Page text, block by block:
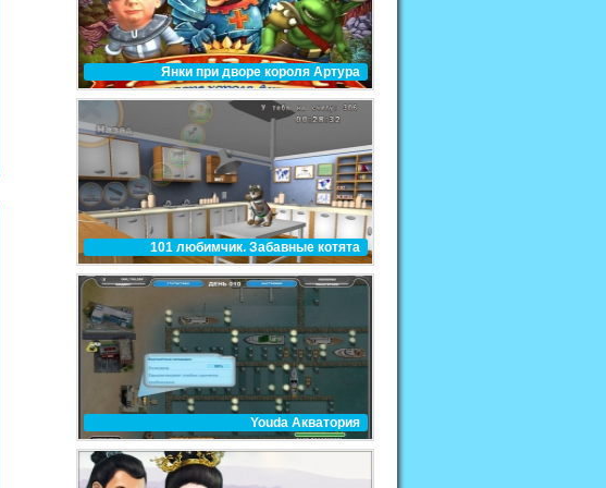
Янки при дворе короля Артура
101 любимчик. Забавные котята
Youda Акватория